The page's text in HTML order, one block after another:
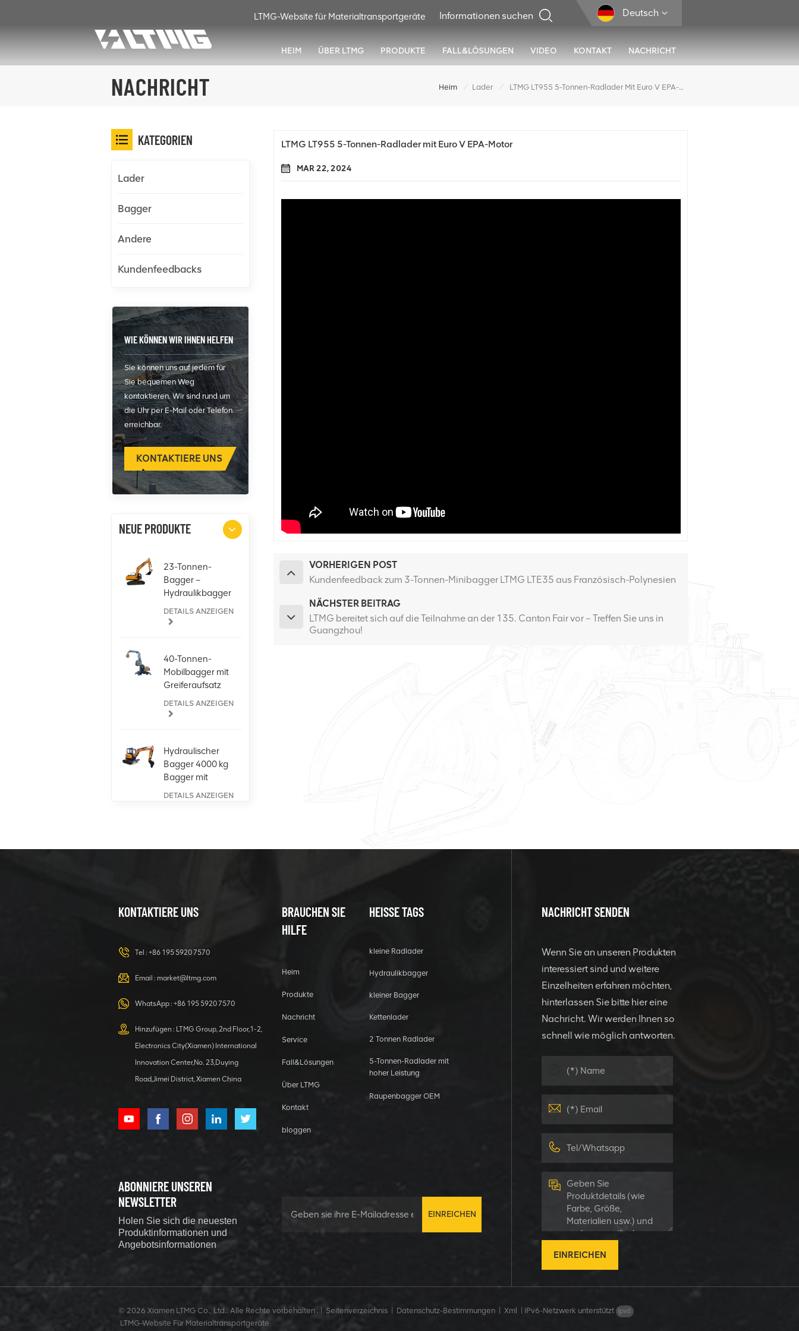
Deutsch
LTMG-Website für Materialtransportgeräte
HEIM ÜBER LTMG PRODUKTE FALL&LÖSUNGEN VIDEO KONTAKT NACHRICHT
NACHRICHT Heim / Lader / LTMG LT955 5-Tonnen-Radlader Mit Euro V EPA-Motor
LTMG LT955 5-Tonnen-Radlader mit Euro V EPA-Motor
MAR 22, 2024
VORHERIGEN POST
Kundenfeedback zum 3-Tonnen-Minibagger LTMG LTE35 aus Französisch-Polynesien
NÄCHSTER BEITRAG
LTMG bereitet sich auf die Teilnahme an der 135. Canton Fair vor – Treffen Sie uns in
Guangzhou!
KATEGORIEN
Lader
Bagger
Andere
Kundenfeedbacks
WIE KÖNNEN WIR IHNEN HELFEN
Sie können uns auf jedem für
Sie bequemen Weg
kontaktieren. Wir sind rund um
die Uhr per E-Mail oder Telefon
erreichbar.
KONTAKTIERE UNS
NEUE PRODUKTE
23-Tonnen-
Bagger –
Hydraulikbagger
für jede
Aufgabe
DETAILS ANZEIGEN
40-Tonnen-
Mobilbagger mit
Greiferaufsatz
DETAILS ANZEIGEN
Hydraulischer
Bagger 4000 kg
Bagger mit
Kubota-Motor
DETAILS ANZEIGEN
Motor
Kompaktradlader
Isuzu-Brücke
DETAILS ANZEIGEN
8-Tonnen-
Mobilbagger
Standard-
Klimaanlage
Energieeffizienter
2-Tonnen-
Raupenbagger,
Großbagger mit
Cummins-Motor
Mini-3-Tonnen-
Raupenbagger
KONTAKTIERE UNS
Tel : +86 195 5920 7570
Email : market@ltmg.com
WhatsApp : +86 195 5920 7570
Hinzufügen : LTMG Group, 2nd Floor,1-2,
Electronics City(Xiamen) International
Innovation Center,No. 23,Duying
Road,Jimei District, Xiamen China
BRAUCHEN SIE
HILFE
Heim
Produkte
Nachricht
Service
Fall&Lösungen
Über LTMG
Kontakt
bloggen
HEISSE TAGS
kleine Radlader
Hydraulikbagger
kleiner Bagger
Kettenlader
2 Tonnen Radlader
5-Tonnen-Radlader mit
hoher Leistung
Raupenbagger OEM
ABONNIERE UNSEREN
NEWSLETTER
Holen Sie sich die neuesten
Produktinformationen und
Angebotsinformationen
EINREICHEN
NACHRICHT SENDEN
Wenn Sie an unseren Produkten
interessiert sind und weitere
Einzelheiten erfahren möchten,
hinterlassen Sie bitte hier eine
Nachricht. Wir werden Ihnen so
schnell wie möglich antworten.
EINREICHEN
© 2026 Xiamen LTMG Co., Ltd.. Alle Rechte vorbehalten . | Seitenverzeichnis Datenschutz-Bestimmungen Xml
IPv6-Netzwerk unterstützt
LTMG-Website Für Materialtransportgeräte